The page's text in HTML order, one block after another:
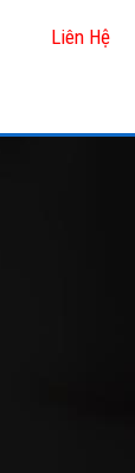
Liên Hệ